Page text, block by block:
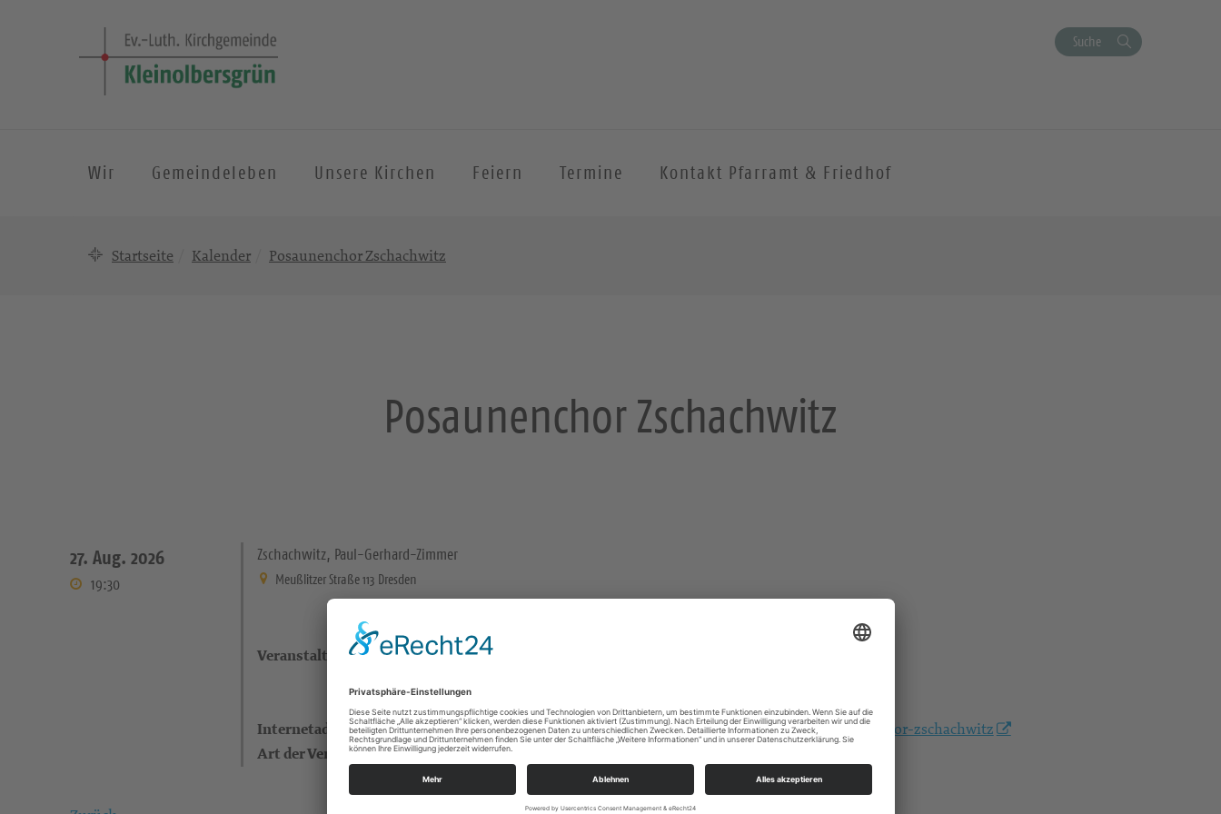
Suche
Wir Gemeindeleben Unsere Kirchen Feiern Termine Kontakt Pfarramt & Friedhof
Startseite Kalender Posaunenchor Zschachwitz
Posaunenchor Zschachwitz
27. Aug. 2026
19:30
Zschachwitz, Paul-Gerhard-Zimmer
Meußlitzer Straße 113 Dresden
Veranstaltungsort
Zschachwitz, Paul-Gerhard-Zimmer
01259 Dresden
Internetadresse https://landing.churchdesk.com/de/e/36794734/posaunenchor-zschachwitz
Art der Veranstaltung Konzerte/Theater/Musik